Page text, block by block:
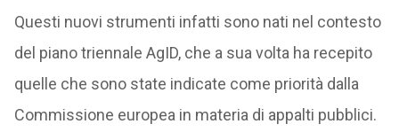
Questi nuovi strumenti infatti sono nati nel contesto
del piano triennale AgID, che a sua volta ha recepito
quelle che sono state indicate come priorità dalla
Commissione europea in materia di appalti pubblici.